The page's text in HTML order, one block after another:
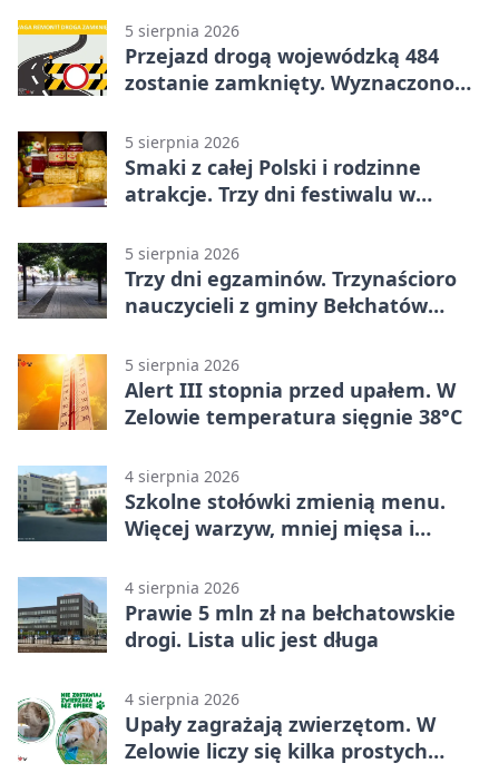
5 sierpnia 2026
Przejazd drogą wojewódzką 484
zostanie zamknięty. Wyznaczono
5 sierpnia 2026
Smaki z całej Polski i rodzinne
atrakcje. Trzy dni festiwalu w
5 sierpnia 2026
Trzy dni egzaminów. Trzynaścioro
nauczycieli z gminy Bełchatów
5 sierpnia 2026
Alert III stopnia przed upałem. W
Zelowie temperatura sięgnie 38°C
4 sierpnia 2026
Szkolne stołówki zmienią menu.
Więcej warzyw, mniej mięsa i
4 sierpnia 2026
Prawie 5 mln zł na bełchatowskie
drogi. Lista ulic jest długa
4 sierpnia 2026
Upały zagrażają zwierzętom. W
Zelowie liczy się kilka prostych